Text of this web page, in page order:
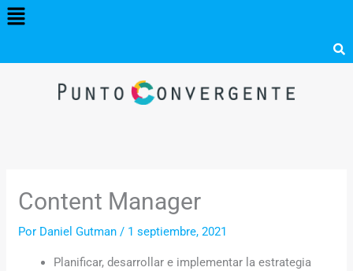
Menú
Content Manager
Por Daniel Gutman/ 1 septiembre, 2021
Planificar, desarrollar e implementar la estrategia